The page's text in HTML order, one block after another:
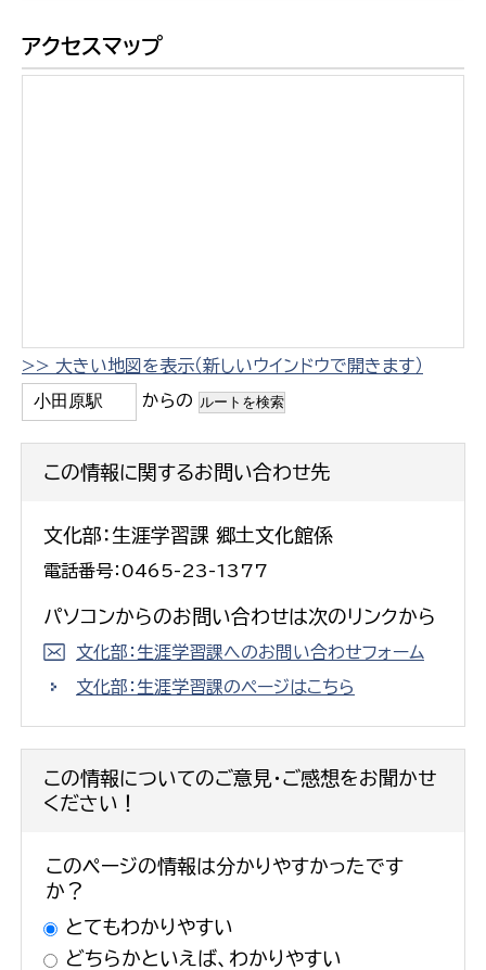
アクセスマップ
>> 大きい地図を表示（新しいウインドウで開きます）
からの
この情報に関するお問い合わせ先
文化部：生涯学習課 郷土文化館係
電話番号：0465-23-1377
パソコンからのお問い合わせは次のリンクから
文化部：生涯学習課へのお問い合わせフォーム
文化部：生涯学習課のページはこちら
この情報についてのご意見・ご感想をお聞かせ
ください！
このページの情報は分かりやすかったです
か？
とてもわかりやすい
どちらかといえば、わかりやすい